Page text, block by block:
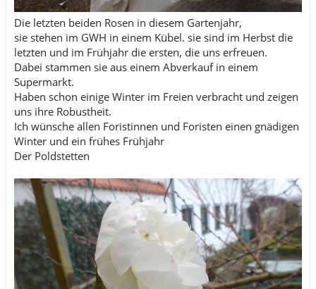
Die letzten beiden Rosen in diesem Gartenjahr,
sie stehen im GWH in einem Kübel. sie sind im Herbst die
letzten und im Frühjahr die ersten, die uns erfreuen.
Dabei stammen sie aus einem Abverkauf in einem
Supermarkt.
Haben schon einige Winter im Freien verbracht und zeigen
uns ihre Robustheit.
Ich wünsche allen Foristinnen und Foristen einen gnädigen
Winter und ein frühes Frühjahr
Der Poldstetten